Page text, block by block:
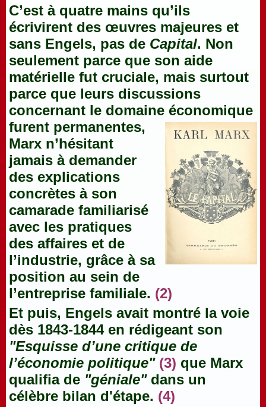
C’est à quatre mains qu’ils
écrivirent des œuvres majeures et
sans Engels, pas de Capital. Non
seulement parce que son aide
matérielle fut cruciale, mais surtout
parce que leurs discussions
concernant le domaine économique
furent permanentes,
Marx n’hésitant
jamais à demander
des explications
concrètes à son
camarade familiarisé
avec les pratiques
des affaires et de
l’industrie, grâce à sa
position au sein de
l’entreprise familiale. (2)
Et puis, Engels avait montré la voie
dès 1843-1844 en rédigeant son
"Esquisse d’une critique de
l’économie politique" (3) que Marx
qualifia de "géniale" dans un
célèbre bilan d'étape. (4)